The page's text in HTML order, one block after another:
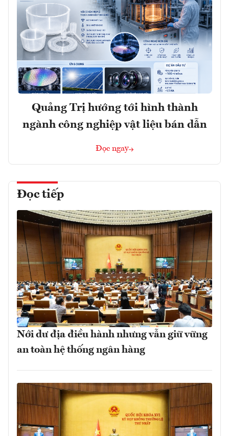
Quảng Trị hướng tới hình thành
ngành công nghiệp vật liệu bán dẫn
Đọc ngay
Đọc tiếp
Nới dư địa điều hành nhưng vẫn giữ vững
an toàn hệ thống ngân hàng